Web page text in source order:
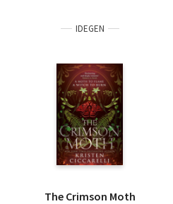
IDEGEN
The Crimson Moth